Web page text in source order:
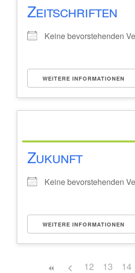
Zeitschriften
Keine bevorstehenden
WEITERE INFORMATIONEN
Zukunft
Keine bevorstehenden
WEITERE INFORMATIONEN
12 13 14